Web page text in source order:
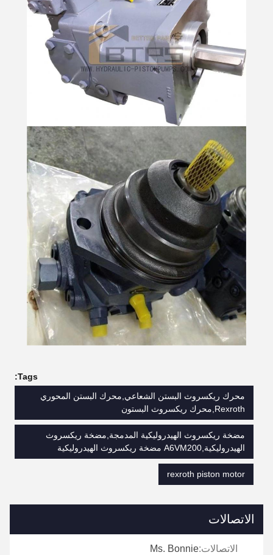
Tags:
محرك ريكسروث البستن الشعاعي,محرك البستن المحوري
Rexroth,محرك ريكسروث البستون
مضخة ريكسروث الهيدروليكية المدمجة,مضخة ريكسروث
الهيدروليكية,A6VM200 مضخة ريكسروث الهيدروليكية
rexroth piston motor
الاتصالات
الاتصالات:Ms. Bonnie